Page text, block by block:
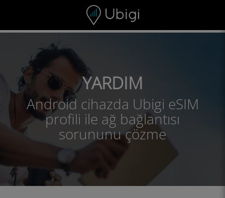
Gezinme çubuğu Alt bilgi
YARDIM
Android cihazda Ubigi eSIM
profili ile ağ bağlantısı
sorununu çözme